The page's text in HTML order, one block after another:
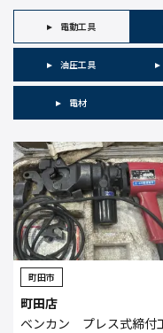
電動工具
油圧工具
電材
町田市
町田店
ベンカン プレス式締付